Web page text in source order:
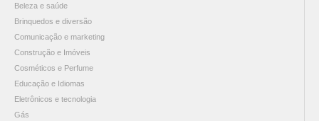
Beleza e saúde
Brinquedos e diversão
Comunicação e marketing
Construção e Imóveis
Cosméticos e Perfume
Educação e Idiomas
Eletrônicos e tecnologia
Gás